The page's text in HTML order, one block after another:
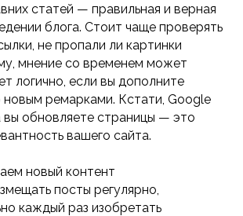
статей — правильная и верная
блога. Стоит чаще проверять
не пропали ли картинки
мнение со временем может
логично, если вы дополните
ремарками. Кстати, Google
вы обновляете страницы — это
вашего сайта.
новый контент
посты регулярно,
каждый раз изобретать